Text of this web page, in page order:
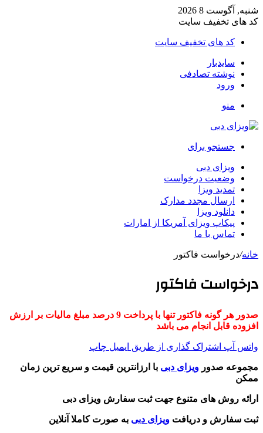
شنبه, آگوست 8 2026
کد های تخفیف سایت
کد های تخفیف سایت
سایدبار
نوشته تصادفی
ورود
منو
جستجو برای
ویزای دبی
وضعیت درخواست
تمدید ویزا
ارسال مجدد مدارک
دانلود ویزا
پیکاپ ویزای آمریکا از امارات
تماس با ما
خانه/درخواست فاکتور
درخواست فاکتور
صدور هر گونه فاکتور تنها با پرداخت 9 درصد مبلغ مالیات بر ارزش
افزوده قابل انجام می باشد
واتس آپ اشتراک گذاری از طریق ایمیل چاپ
مجموعه صدور ویزای دبی با ارزانترین قیمت و سریع ترین زمان
ممکن
ارائه روش های متنوع جهت ثبت سفارش ویزای دبی
ثبت سفارش و دریافت ویزای دبی به صورت کاملا آنلاین